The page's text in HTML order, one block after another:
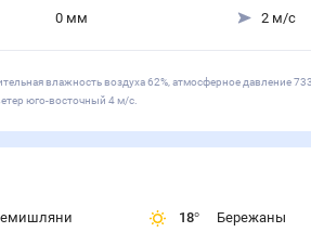
0мм 2м/с
влажность воздуха 62%, атмосферное давление
юго-восточный 4 м/с.
18° Бережаны